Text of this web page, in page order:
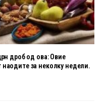
дроб од ова: Овие
за неколку недели.